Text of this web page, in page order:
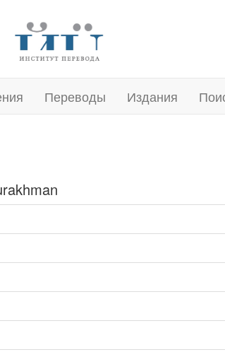
Переводы Издания